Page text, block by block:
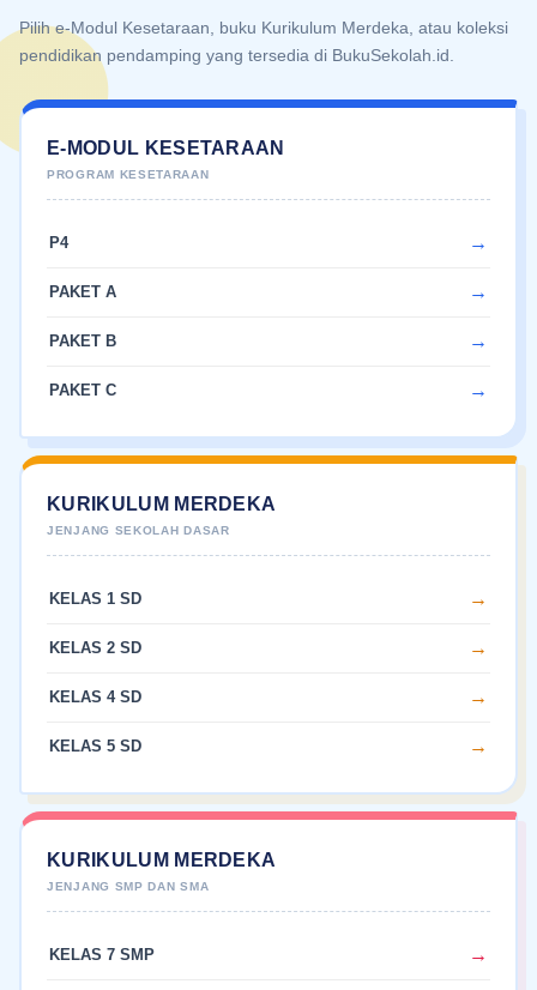
Pilih e-Modul Kesetaraan, buku Kurikulum Merdeka, atau koleksi
pendidikan pendamping yang tersedia di BukuSekolah.id.
E-MODUL KESETARAAN
P4
PAKET A
PAKET B
PAKET C
KURIKULUM MERDEKA
KELAS 1 SD
KELAS 2 SD
KELAS 4 SD
KELAS 5 SD
KURIKULUM MERDEKA
KELAS 7 SMP